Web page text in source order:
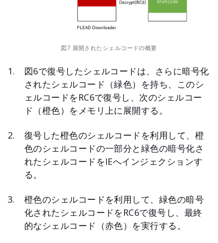
図7 展開されたシェルコードの概要
図6で復号したシェルコードは、さらに暗号化
されたシェルコード（緑色）を持ち、このシ
ェルコードをRC6で復号し、次のシェルコー
ド（橙色）をメモリ上に展開する。
復号した橙色のシェルコードを利用して、橙
色のシェルコードの一部分と緑色の暗号化さ
れたシェルコードをIEへインジェクションす
る。
橙色のシェルコードを利用して、緑色の暗号
化されたシェルコードをRC6で復号し、最終
的なシェルコード（赤色）を実行する。